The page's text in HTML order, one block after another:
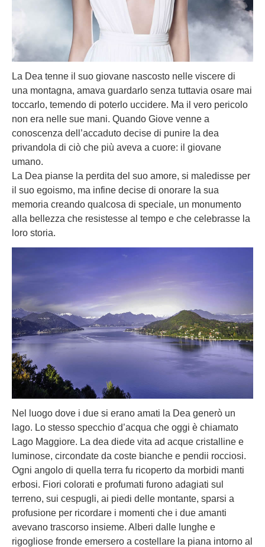
La Dea tenne il suo giovane nascosto nelle viscere di
una montagna, amava guardarlo senza tuttavia osare mai
toccarlo, temendo di poterlo uccidere. Ma il vero pericolo
non era nelle sue mani. Quando Giove venne a
conoscenza dell’accaduto decise di punire la dea
privandola di ciò che più aveva a cuore: il giovane
umano.
La Dea pianse la perdita del suo amore, si maledisse per
il suo egoismo, ma infine decise di onorare la sua
memoria creando qualcosa di speciale, un monumento
alla bellezza che resistesse al tempo e che celebrasse la
loro storia.
Nel luogo dove i due si erano amati la Dea generò un
lago. Lo stesso specchio d’acqua che oggi è chiamato
Lago Maggiore. La dea diede vita ad acque cristalline e
luminose, circondate da coste bianche e pendii rocciosi.
Ogni angolo di quella terra fu ricoperto da morbidi manti
erbosi. Fiori colorati e profumati furono adagiati sul
terreno, sui cespugli, ai piedi delle montante, sparsi a
profusione per ricordare i momenti che i due amanti
avevano trascorso insieme. Alberi dalle lunghe e
rigogliose fronde emersero a costellare la piana intorno al